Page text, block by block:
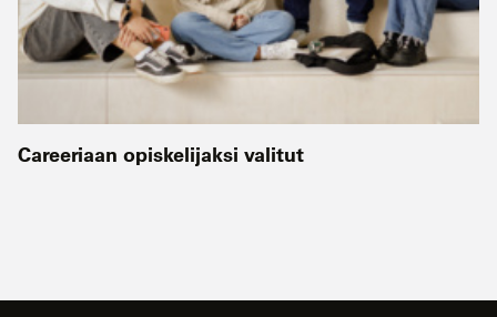
Careeriaan opiskelijaksi valitut